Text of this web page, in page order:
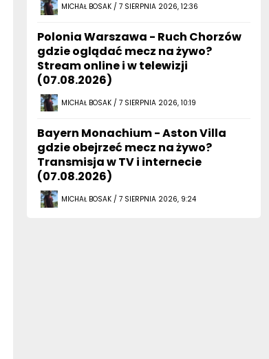
MICHAŁ BOSAK / 7 SIERPNIA 2026, 12:36
Polonia Warszawa - Ruch Chorzów
gdzie oglądać mecz na żywo?
Stream online i w telewizji
(07.08.2026)
MICHAŁ BOSAK / 7 SIERPNIA 2026, 10:19
Bayern Monachium - Aston Villa
gdzie obejrzeć mecz na żywo?
Transmisja w TV i internecie
(07.08.2026)
MICHAŁ BOSAK / 7 SIERPNIA 2026, 9:24